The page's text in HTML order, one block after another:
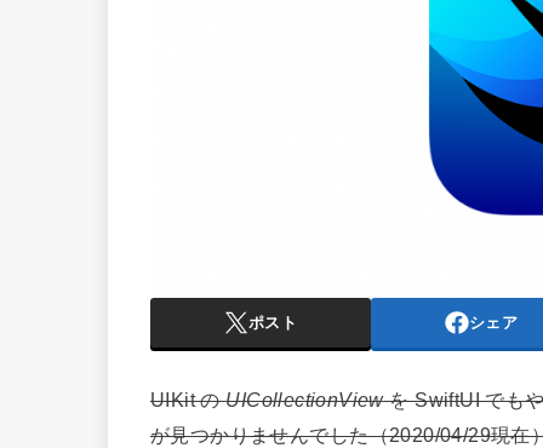
ポスト シェア
UIKit のUICollectionViewを SwiftUI でも
が見つかりませんでした（2020/04/29現在